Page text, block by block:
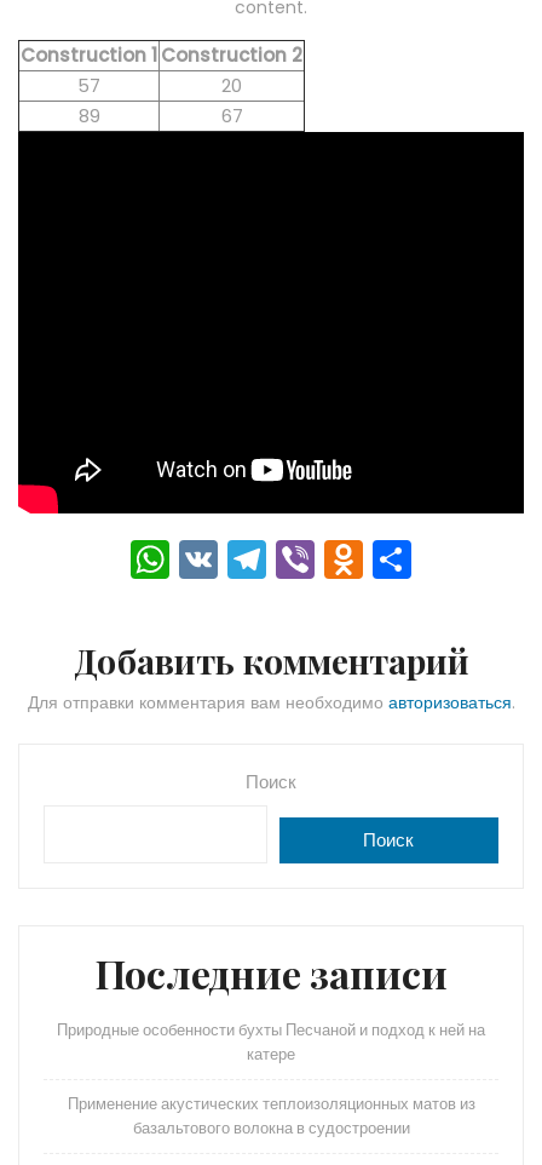
content.
Construction 1Construction 2
57
20
89
67
W
h
ts
A
V
K
T
el
gr
a
Vi
b
O
d
o
kl
s
ni
а
в
Добавить комментарий
Для отправки комментария вам необходимо авторизоваться.
Поиск
Поиск
Последние записи
Природные особенности бухты Песчаной и подход к ней на
катере
Применение акустических теплоизоляционных матов из
базальтового волокна в судостроении